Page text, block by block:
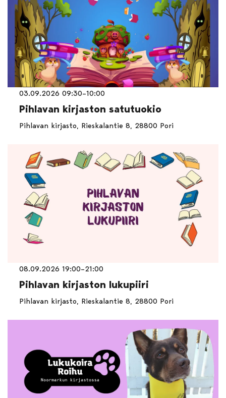
03.09.2026 09:30–10:00
Pihlavan kirjaston satutuokio
Pihlavan kirjasto, Rieskalantie 8, 28800 Pori
08.09.2026 19:00–21:00
Pihlavan kirjaston lukupiiri
Pihlavan kirjasto, Rieskalantie 8, 28800 Pori